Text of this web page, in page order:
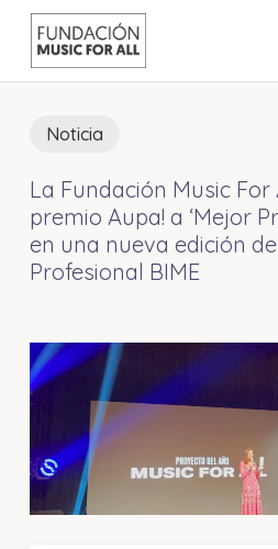
Skip
main
Noticia
La Fundación Music For
premio Aupa! a ‘Mejor
en una nueva edición
Profesional BIME